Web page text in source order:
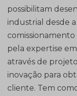
possibilitam
industrial desde
pela expertise
através de
inovação para
cliente. Tem